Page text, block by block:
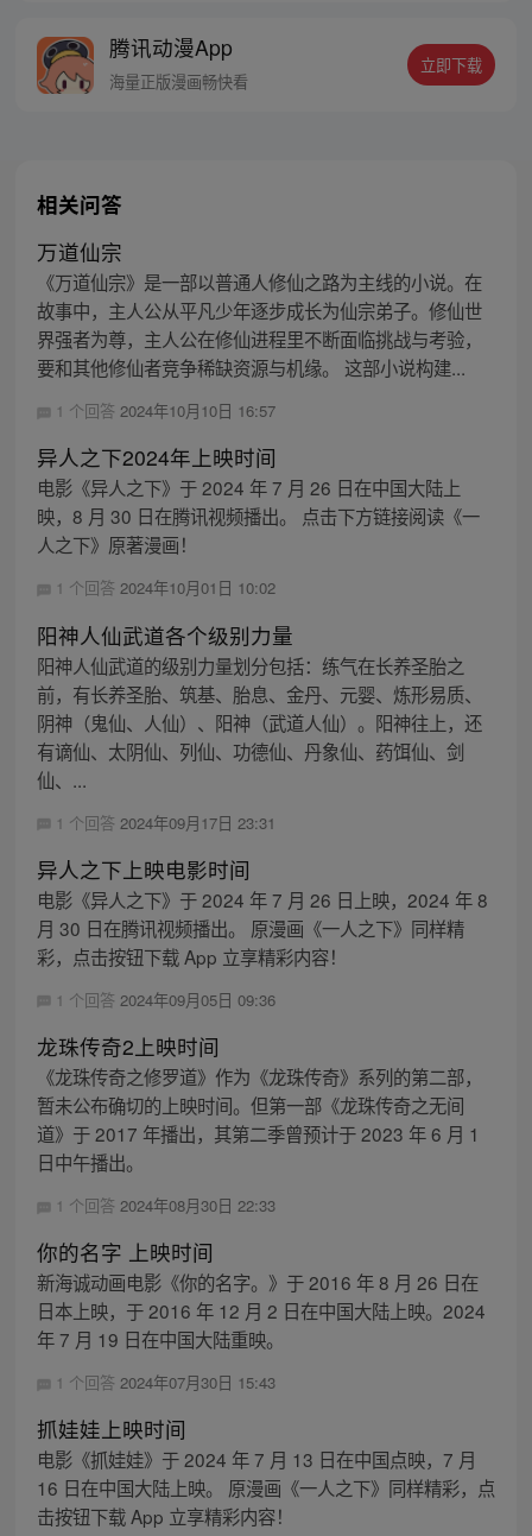
诉他，诡异修仙世界不过是他的幻觉。现在
真真假假，假假真真，李火旺崩溃的哭喊
腾讯动漫App
海量正版漫画畅快看
立即下载
相关问答
万道仙宗
《万道仙宗》是一部以普通人修仙之路为主线的小说。在
故事中，主人公从平凡少年逐步成长为仙宗弟子。修仙世
界强者为尊，主人公在修仙进程里不断面临挑战与考验，
要和其他修仙者竞争稀缺资源与机缘。 这部小说构建...
1 个回答 2024年10月10日 16:57
异人之下2024年上映时间
电影《异人之下》于 2024 年 7 月 26 日在中国大陆上
映，8 月 30 日在腾讯视频播出。 点击下方链接阅读《一
人之下》原著漫画！
1 个回答 2024年10月01日 10:02
阳神人仙武道各个级别力量
阳神人仙武道的级别力量划分包括：练气在长养圣胎之
前，有长养圣胎、筑基、胎息、金丹、元婴、炼形易质、
阴神（鬼仙、人仙）、阳神（武道人仙）。阳神往上，还
有谪仙、太阴仙、列仙、功德仙、丹象仙、药饵仙、剑
仙、...
1 个回答 2024年09月17日 23:31
异人之下上映电影时间
电影《异人之下》于 2024 年 7 月 26 日上映，2024 年 8
月 30 日在腾讯视频播出。 原漫画《一人之下》同样精
彩，点击按钮下载 App 立享精彩内容！
1 个回答 2024年09月05日 09:36
龙珠传奇2上映时间
《龙珠传奇之修罗道》作为《龙珠传奇》系列的第二部，
暂未公布确切的上映时间。但第一部《龙珠传奇之无间
道》于 2017 年播出，其第二季曾预计于 2023 年 6 月 1
日中午播出。
1 个回答 2024年08月30日 22:33
你的名字 上映时间
新海诚动画电影《你的名字。》于 2016 年 8 月 26 日在
日本上映，于 2016 年 12 月 2 日在中国大陆上映。2024
年 7 月 19 日在中国大陆重映。
1 个回答 2024年07月30日 15:43
抓娃娃上映时间
电影《抓娃娃》于 2024 年 7 月 13 日在中国点映，7 月
16 日在中国大陆上映。 原漫画《一人之下》同样精彩，点
击按钮下载 App 立享精彩内容！